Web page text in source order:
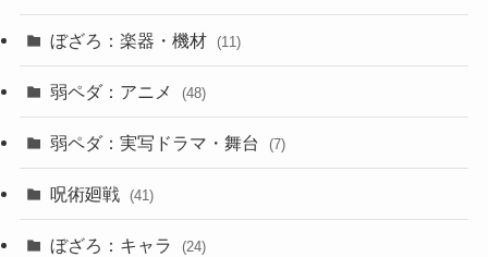
ぼざろ：楽器・機材 (11)
弱ペダ：アニメ (48)
弱ペダ：実写ドラマ・舞台 (7)
呪術廻戦 (41)
ぼざろ：キャラ (24)